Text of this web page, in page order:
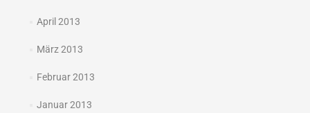
April 2013
März 2013
Februar 2013
Januar 2013